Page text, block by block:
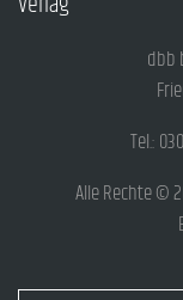
dbb
Tel.:
Alle Rechte ©